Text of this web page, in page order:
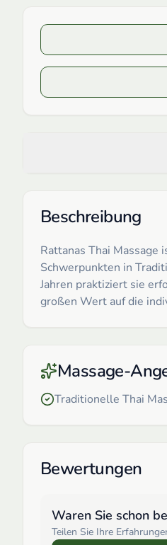
Beschreibung
Rattanas Thai
Schwerpunkten in
Jahren praktiziert sie
großen Wert auf die
Massage-
Traditionelle Thai
Bewertungen
Waren Sie schon
Teilen Sie Ihre